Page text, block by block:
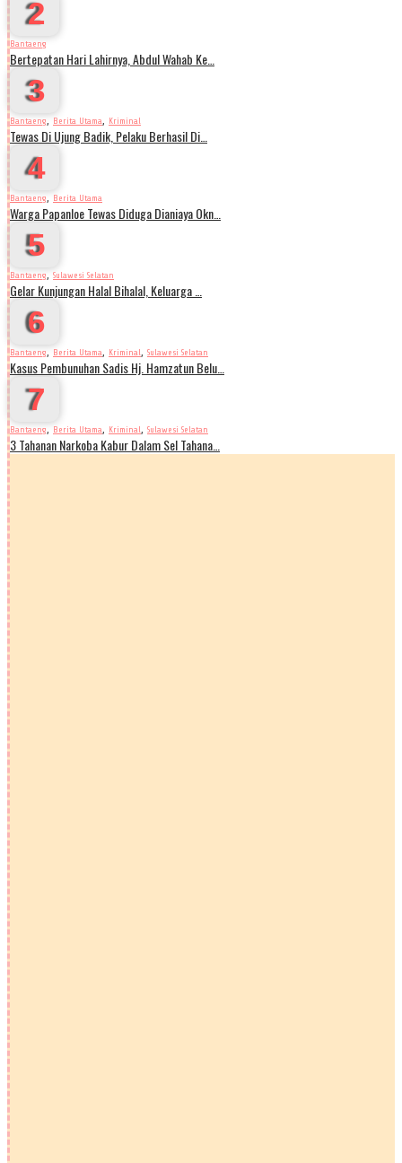
2
Bantaeng
Bertepatan Hari Lahirnya, Abdul Wahab Ke…
3
Bantaeng, Berita Utama, Kriminal
Tewas Di Ujung Badik, Pelaku Berhasil Di…
4
Bantaeng, Berita Utama
Warga Papanloe Tewas Diduga Dianiaya Okn…
5
Bantaeng, Sulawesi Selatan
Gelar Kunjungan Halal Bihalal, Keluarga …
6
Bantaeng, Berita Utama, Kriminal, Sulawesi Selatan
Kasus Pembunuhan Sadis Hj. Hamzatun Belu…
7
Bantaeng, Berita Utama, Kriminal, Sulawesi Selatan
3 Tahanan Narkoba Kabur Dalam Sel Tahana…